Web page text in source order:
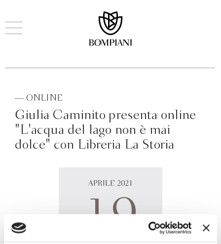
— ONLINE
Giulia Caminito presenta online
"L'acqua del lago non è mai
dolce" con Libreria La Storia
APRILE 2021
19